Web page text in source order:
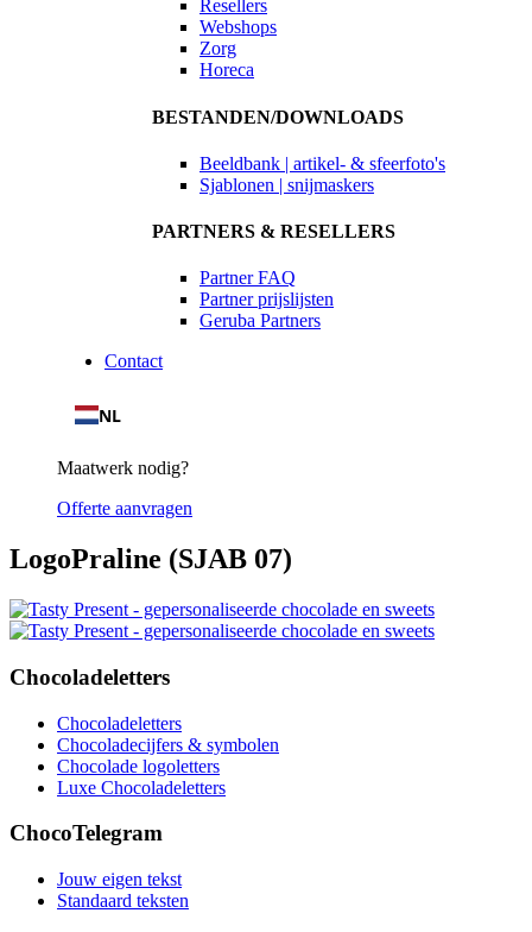
Resellers
Webshops
Zorg
Horeca
BESTANDEN/DOWNLOADS
Beeldbank | artikel- & sfeerfoto's
Sjablonen | snijmaskers
PARTNERS & RESELLERS
Partner FAQ
Partner prijslijsten
Geruba Partners
Contact
NL
Maatwerk nodig?
Offerte aanvragen
LogoPraline (SJAB 07)
Chocoladeletters
Chocoladeletters
Chocoladecijfers & symbolen
Chocolade logoletters
Luxe Chocoladeletters
ChocoTelegram
Jouw eigen tekst
Standaard teksten